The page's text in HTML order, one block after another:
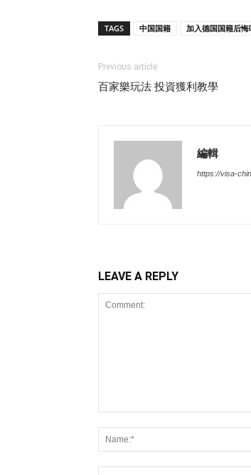
TAGS 中国国籍 加入德国国籍后
Previous article
百家樂玩法 投資獲利教學
編輯
https://visa-
LEAVE A REPLY